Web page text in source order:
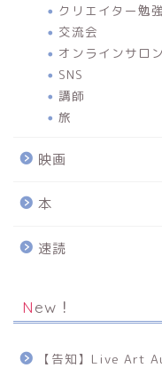
クリエイター勉
交流会
オンラインサロン
SNS
講師
旅
映画
本
速読
New！
【告知】Live Art